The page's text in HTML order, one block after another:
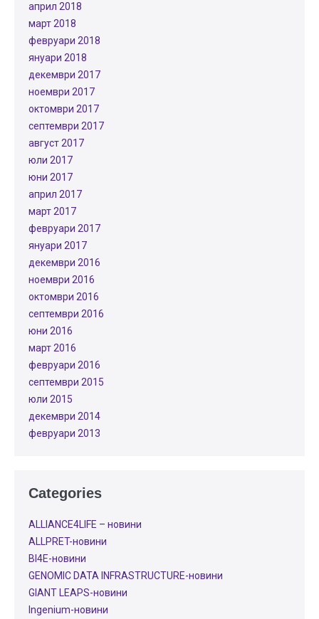
април 2018
март 2018
февруари 2018
януари 2018
декември 2017
ноември 2017
октомври 2017
септември 2017
август 2017
юли 2017
юни 2017
април 2017
март 2017
февруари 2017
януари 2017
декември 2016
ноември 2016
октомври 2016
септември 2016
юни 2016
март 2016
февруари 2016
септември 2015
юли 2015
декември 2014
февруари 2013
Categories
ALLIANCE4LIFE​ – новини
ALLPRET-новини
BI4E-новини
GENOMIC DATA INFRASTRUCTURE-новини
GIANT LEAPS-новини
Ingenium-новини